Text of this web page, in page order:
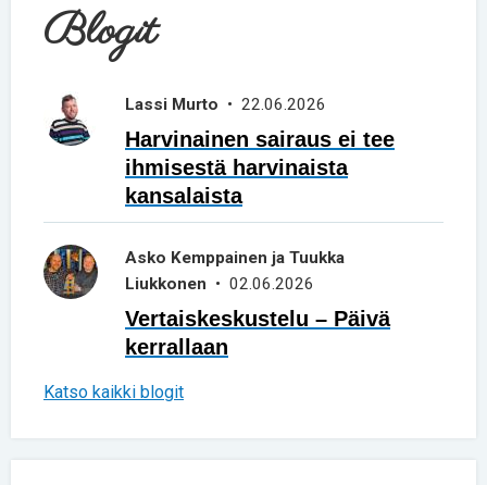
Blogit
Lassi Murto • 22.06.2026
Harvinainen sairaus ei tee
ihmisestä harvinaista
kansalaista
Asko Kemppainen ja Tuukka
Liukkonen • 02.06.2026
Vertaiskeskustelu – Päivä
kerrallaan
Katso kaikki blogit